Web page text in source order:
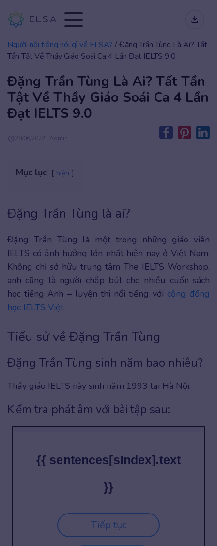
Người nổi tiếng nói gì về ELSA? /Đặng Trần Tùng Là Ai? Tất
Tần Tật Về Thầy Giáo Soái Ca 4 Lần Đạt IELTS 9.0
Đặng Trần Tùng Là Ai? Tất Tần
Tật Về Thầy Giáo Soái Ca 4 Lần
Đạt IELTS 9.0
28/06/2022 | Admin
Mục lục hiện
Đặng Trần Tùng là ai?
Đặng Trần Tùng là một trong những giáo viên
IELTS có ảnh hưởng lớn nhất hiện nay ở Việt Nam.
Không chỉ sở hữu trung tâm The IELTS Workshop,
anh cũng là người chắp bút cho nhiều cuốn sách
học tiếng Anh – luyện thi nổi tiếng với cộng đồng
học IELTS Việt.
Tiểu sử về Đặng Trần Tùng
Đặng Trần Tùng sinh năm bao nhiêu?
Thầy giáo IELTS này sinh năm 1993 tại Hà Nội.
Kiểm tra phát âm với bài tập sau:
{{ sentences[sIndex].text
}}
Tiếp tục